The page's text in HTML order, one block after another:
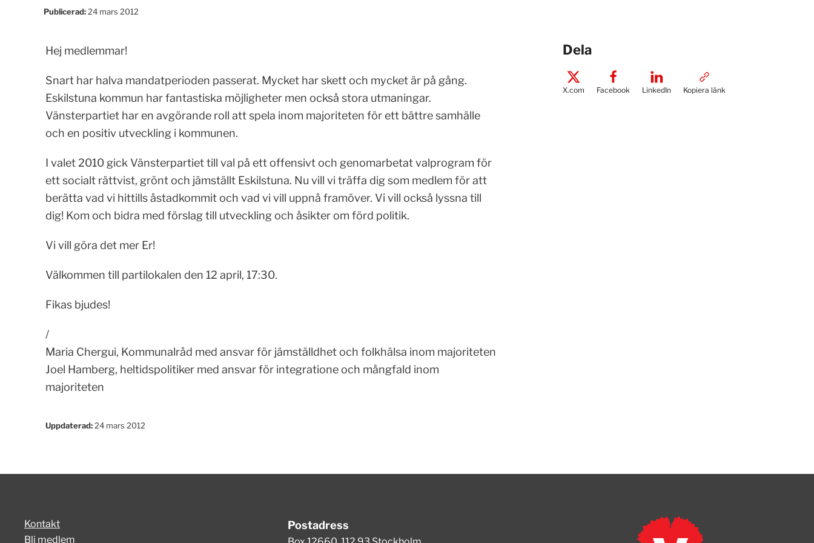
Publicerad: 24 mars 2012
Hej medlemmar!
Snart har halva mandatperioden passerat. Mycket har skett och mycket är på gång.
Eskilstuna kommun har fantastiska möjligheter men också stora utmaningar.
Vänsterpartiet har en avgörande roll att spela inom majoriteten för ett bättre samhälle
och en positiv utveckling i kommunen.
I valet 2010 gick Vänsterpartiet till val på ett offensivt och genomarbetat valprogram för
ett socialt rättvist, grönt och jämställt Eskilstuna. Nu vill vi träffa dig som medlem för att
berätta vad vi hittills åstadkommit och vad vi vill uppnå framöver. Vi vill också lyssna till
dig! Kom och bidra med förslag till utveckling och åsikter om förd politik.
Vi vill göra det mer Er!
Välkommen till partilokalen den 12 april, 17:30.
Fikas bjudes!
/
Maria Chergui, Kommunalråd med ansvar för jämställdhet och folkhälsa inom majoriteten
Joel Hamberg, heltidspolitiker med ansvar för integratione och mångfald inom
majoriteten
Uppdaterad:24 mars 2012
Dela
X.com Facebook LinkedIn Kopiera länk
Kontakt
Bli medlem
Postadress